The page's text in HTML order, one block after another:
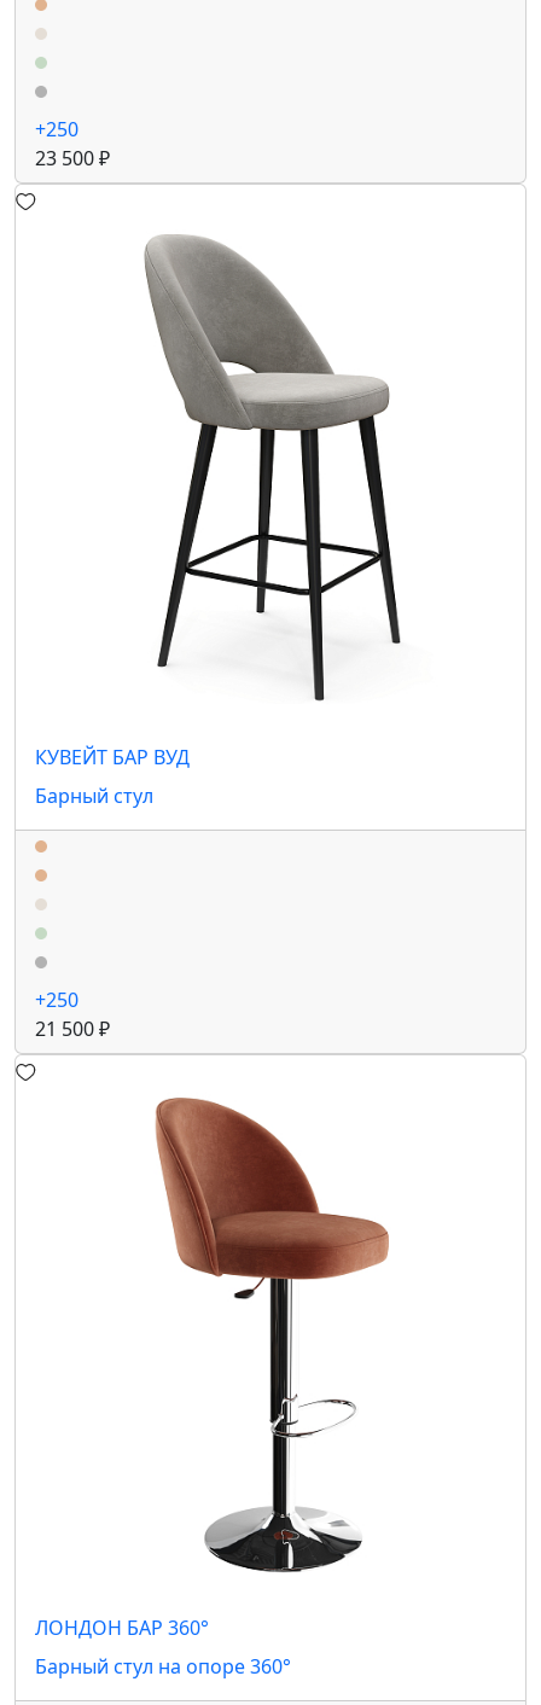
+250
23 500 ₽
КУВЕЙТ БАР ВУД
Барный стул
+250
21 500 ₽
ЛОНДОН БАР 360°
Барный стул на опоре 360°